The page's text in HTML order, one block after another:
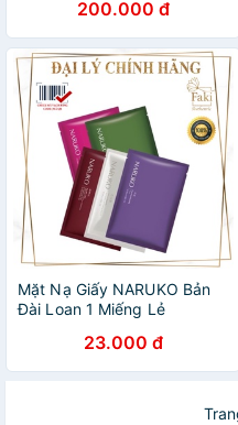
200.000 đ
Mặt Nạ Giấy NARUKO Bản
Đài Loan 1 Miếng Lẻ
23.000 đ